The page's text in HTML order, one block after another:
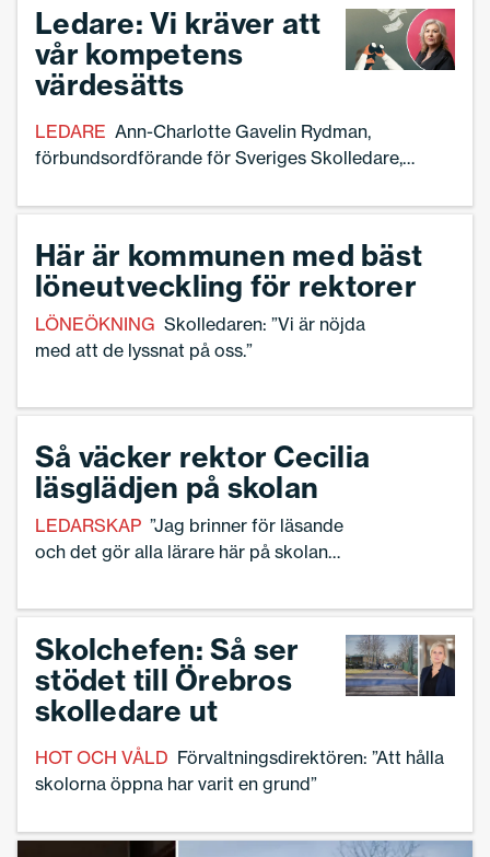
Sveriges Skolledare.
Ledare: Vi kräver att
vår kompetens
värdesätts
LEDARE Ann-Charlotte Gavelin Rydman,
förbundsordförande för Sveriges Skolledare,
2025.
Här är kommunen med bäst
löneutveckling för rektorer
LÖNEÖKNING Skolledaren: ”Vi är nöjda
med att de lyssnat på oss.”
Så väcker rektor Cecilia
läsglädjen på skolan
LEDARSKAP ”Jag brinner för läsande
och det gör alla lärare här på skolan
Cecilia Rosenbaum.
Skolchefen: Så ser
stödet till Örebros
skolledare ut
HOT OCH VÅLD Förvaltningsdirektören: ”Att hålla
skolorna öppna har varit en grund”